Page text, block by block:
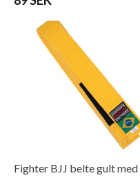
Fighter BJJ belte gult med